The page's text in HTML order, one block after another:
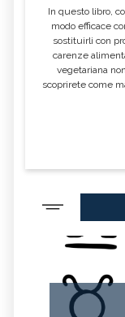
In questo libro,
modo efficace
sostituirli con
carenze
vegetariana
scoprirete come